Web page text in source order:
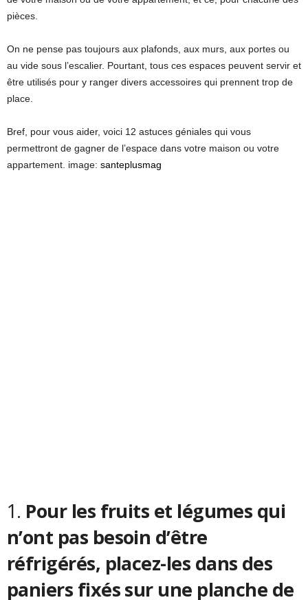
pièces.
On ne pense pas toujours aux plafonds, aux murs, aux portes ou
au vide sous l’escalier. Pourtant, tous ces espaces peuvent servir et
être utilisés pour y ranger divers accessoires qui prennent trop de
place.
Bref, pour vous aider, voici 12 astuces géniales qui vous
permettront de gagner de l’espace dans votre maison ou votre
appartement. image: santeplusmag
1. Pour les fruits et légumes qui
n’ont pas besoin d’être
réfrigérés, placez-les dans des
paniers fixés sur une planche de